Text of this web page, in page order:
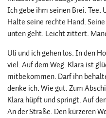
Ich gebe ihm seinen Brei.
Halte seine rechte Hand.
unten geht. Leicht zittert.
Uli und ich gehen los. In den
viel. Auf dem Weg. Klara ist
mitbekommen. Darf ihn
denke ich. Wie gut. Zum
Klara hüpft und springt. Auf
An der Straße. Den kürzeren